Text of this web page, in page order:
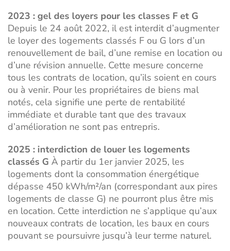
2023 : gel des loyers pour les classes F et G
Depuis le 24 août 2022, il est interdit d’augmenter
le loyer des logements classés F ou G lors d’un
renouvellement de bail, d’une remise en location ou
d’une révision annuelle. Cette mesure concerne
tous les contrats de location, qu’ils soient en cours
ou à venir. Pour les propriétaires de biens mal
notés, cela signifie une perte de rentabilité
immédiate et durable tant que des travaux
d’amélioration ne sont pas entrepris.
2025 : interdiction de louer les logements
classés G À partir du 1er janvier 2025, les
logements dont la consommation énergétique
dépasse 450 kWh/m²/an (correspondant aux pires
logements de classe G) ne pourront plus être mis
en location. Cette interdiction ne s’applique qu’aux
nouveaux contrats de location, les baux en cours
pouvant se poursuivre jusqu’à leur terme naturel.